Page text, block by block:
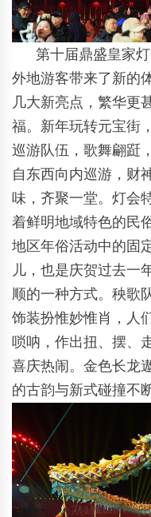
第十届鼎盛皇家灯
外地游客带来了新的
几大新亮点，繁华更
福。新年玩转元宝街
巡游队伍，歌舞翩跹
自东西向内巡游，财
味，齐聚一堂。灯会
着鲜明地域特色的民
地区年俗活动中的固
儿，也是庆贺过去一
顺的一种方式。秧歌
饰装扮惟妙惟肖，人
唢呐，作出扭、摆、
喜庆热闹。金色长龙
的古韵与新式碰撞不